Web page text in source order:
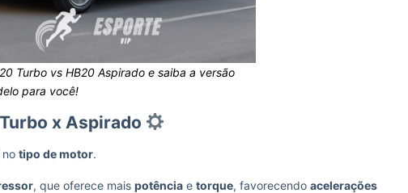
Turbo vs HB20 Aspirado e saiba a versão
para você!
x Aspirado
tipo de motor.
, que oferece mais potência e torque, favorecendo acelerações